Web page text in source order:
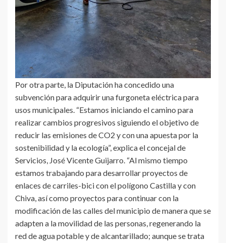
Por otra parte, la Diputación ha concedido una
subvención para adquirir una furgoneta eléctrica para
usos municipales. “Estamos iniciando el camino para
realizar cambios progresivos siguiendo el objetivo de
reducir las emisiones de CO2 y con una apuesta por la
sostenibilidad y la ecología”, explica el concejal de
Servicios, José Vicente Guijarro. “Al mismo tiempo
estamos trabajando para desarrollar proyectos de
enlaces de carriles-bici con el polígono Castilla y con
Chiva, así como proyectos para continuar con la
modificación de las calles del municipio de manera que se
adapten a la movilidad de las personas, regenerando la
red de agua potable y de alcantarillado; aunque se trata